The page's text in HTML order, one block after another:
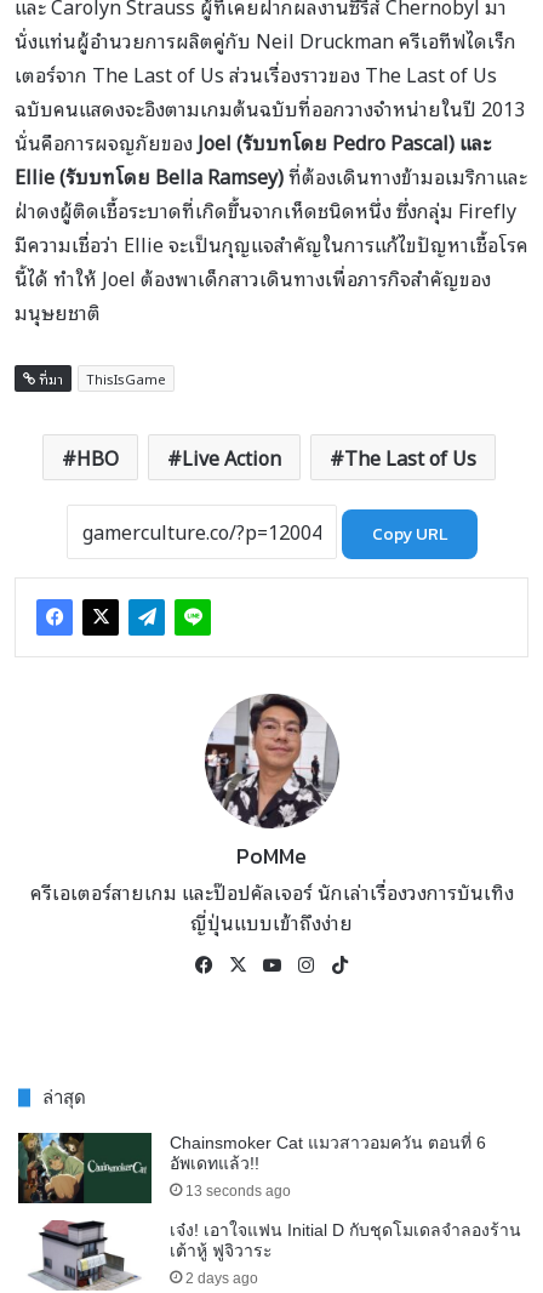
นั่งแท่นผู้อำนวยการผลิตคู่กับ Neil Druckman ครีเอทีฟไดเร็ก
เตอร์จาก The Last of Us ส่วนเรื่องราวของ The Last of Us
ฉบับคนแสดงจะอิงตามเกมต้นฉบับที่ออกวางจำหน่ายในปี 2013
นั่นคือการผจญภัยของJoel (รับบทโดย Pedro Pascal) และ
Ellie (รับบทโดย Bella Ramsey)ที่ต้องเดินทางข้ามอเมริกาและ
ฝ่าดงผู้ติดเชื้อระบาดที่เกิดขึ้นจากเห็ดชนิดหนึ่ง ซึ่งกลุ่ม Firefly
มีความเชื่อว่า Ellie จะเป็นกุญแจสำคัญในการแก้ไขปัญหาเชื้อโรค
นี้ได้ ทำให้ Joel ต้องพาเด็กสาวเดินทางเพื่อภารกิจสำคัญของ
มนุษยชาติ
ที่มา ThisIsGame
HBO Live Action The Last of Us
Copy URL
PoMMe
ครีเอเตอร์สายเกม และป๊อปคัลเจอร์ นักเล่าเรื่องวงการบันเทิง
ญี่ปุ่นแบบเข้าถึงง่าย
Facebook
X YouTubeInstagram
ล่าสุด
Chainsmoker Cat แมวสาวอมควัน ตอนที่ 6
อัพเดทแล้ว!!
13 seconds ago
เจ๋ง! เอาใจแฟน Initial D กับชุดโมเดลจำลองร้าน
เต้าหู้ ฟูจิวาระ
2 days ago